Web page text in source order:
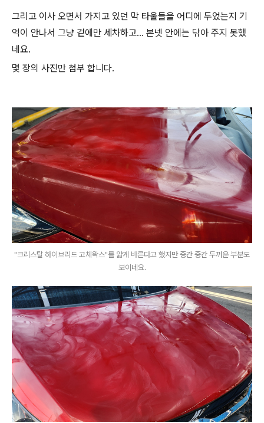
그리고 이사 오면서 가지고 있던 막 타울들을 어디에 두었는지 기
억이 안나서 그냥 겉에만 세차하고... 본넷 안에는 닦아 주지 못했
네요.
몇 장의 사진만 첨부 합니다.
"크리스탈 하이브리드 고체왁스"를 얇게 바른다고 했지만 중간 중간 두꺼운 부분도
보이네요.